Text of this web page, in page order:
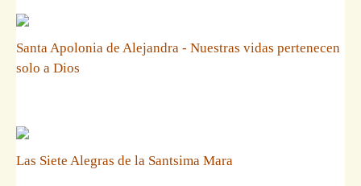
Santa Apolonia de Alejandra - Nuestras vidas pertenecen
solo a Dios
Las Siete Alegras de la Santsima Mara